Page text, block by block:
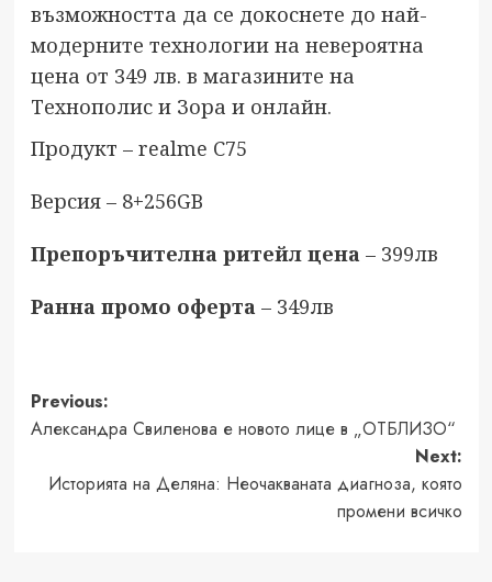
възможността да се докоснете до най-
модерните технологии на невероятна
цена от 349 лв. в магазините на
Технополис и Зора и онлайн.
Продукт – realme C75
Версия – 8+256GB
Препоръчителна ритейл цена– 399лв
Ранна промо оферта– 349лв
Post
navigation
Previous:
Александра Свиленова е новото лице в „ОТБЛИЗО“
Next:
Историята на Деляна: Неочакваната диагноза, която
промени всичко